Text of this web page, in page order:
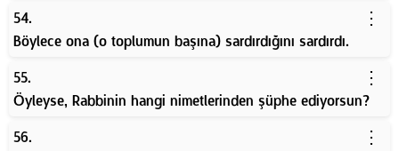
54. ⋮
Böylece ona (o toplumun başına) sardırdığını sardırdı.
55. ⋮
Öyleyse, Rabbinin hangi nimetlerinden şüphe ediyorsun?
56. ⋮